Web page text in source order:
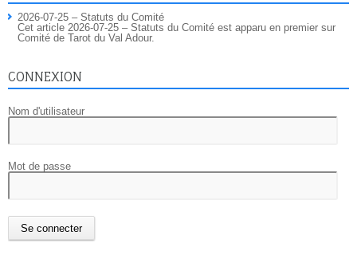
2026-07-25 – Statuts du Comité
Cet article 2026-07-25 – Statuts du Comité est apparu en premier sur
Comité de Tarot du Val Adour.
CONNEXION
Nom d'utilisateur
Mot de passe